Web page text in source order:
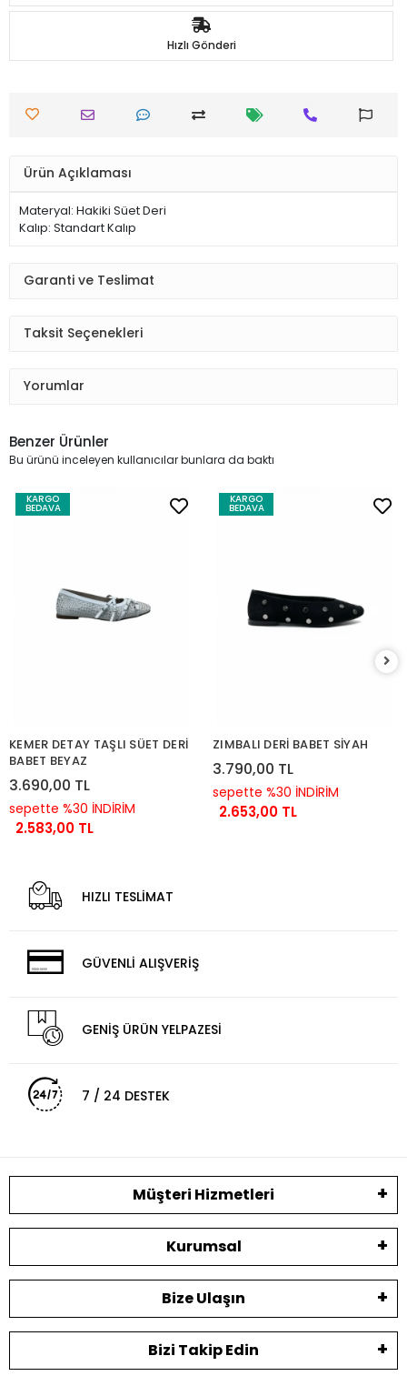
Hızlı Gönderi
Ürün Açıklaması
Materyal: Hakiki Süet Deri
Kalıp: Standart Kalıp
Garanti ve Teslimat
Taksit Seçenekleri
Yorumlar
Benzer Ürünler
Bu ürünü inceleyen kullanıcılar bunlara da baktı
KARGO
BEDAVA
KEMER DETAY TAŞLI SÜET DERİ
BABET BEYAZ
3.690,00 TL
sepette %30 İNDİRİM
2.583,00 TL
KARGO
BEDAVA
ZIMBALI DERİ BABET SİYAH
3.790,00 TL
sepette %30 İNDİRİM
2.653,00 TL
HIZLI TESLİMAT
GÜVENLİ ALIŞVERİŞ
GENİŞ ÜRÜN YELPAZESİ
7 / 24 DESTEK
Müşteri Hizmetleri
Kurumsal
Bize Ulaşın
Bizi Takip Edin